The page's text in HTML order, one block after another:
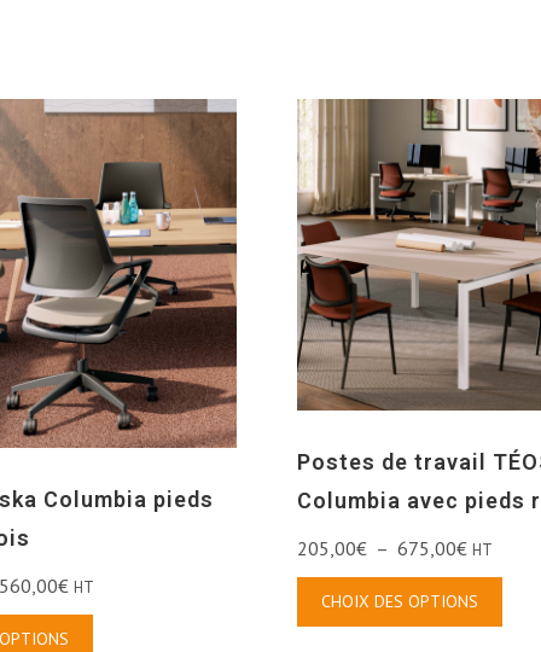
Columbia pieds
€ HT
Postes de travail
Columbia avec pieds
205,00€ – 675,00€ HT
CHOIX DES OPTIONS